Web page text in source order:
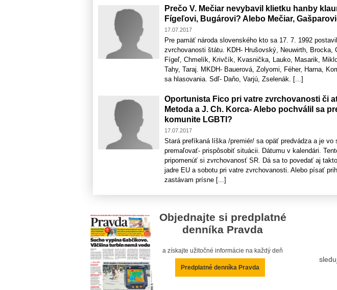
Prečo V. Mečiar nevybavil klietku hanby
Fígeľovi, Bugárovi? Alebo Mečiar,
17.07.2017
Pre pamäť národa slovenského kto sa 17. 7. 1992
zvrchovanosti štátu. KDH- Hrušovský, Neuwirth, Brocka,
Fígeľ, Chmelík, Krivčík, Kvasnička, Lauko, Masarik,
Tahy, Taraj. MKDH- Bauerová, Zolyomi, Féher, Harna,
sa hlasovania. Sdľ- Daňo, Varjú, Zselenák. [...]
Oportunista Fico pri vatre zvrchovanosti či
Metoda a J. Ch. Korca- Alebo pochválil sa
komunite LGBTI?
17.07.2017
Stará prefíkaná líška /premiér/ sa opäť predvádza a je
premaľovať- prispôsobiť situácii. Dátumu v kalendári.
pripomenúť si zvrchovanosť SR. Dá sa to povedať aj
jadre EU a sobotu pri vatre zvrchovanosti. Alebo písať
zastávam prísne [...]
Objednajte si predplatné
denníka Pravda
a získajte užitočné informácie na každý deň
Predplatné denníka Pravda